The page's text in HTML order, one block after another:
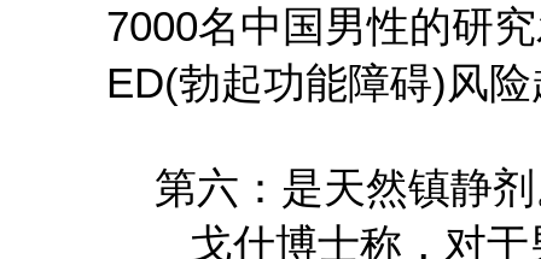
7000名中国男性的研
ED(勃起功能障碍)风
第六：是天然镇静
戈什博士称，对于